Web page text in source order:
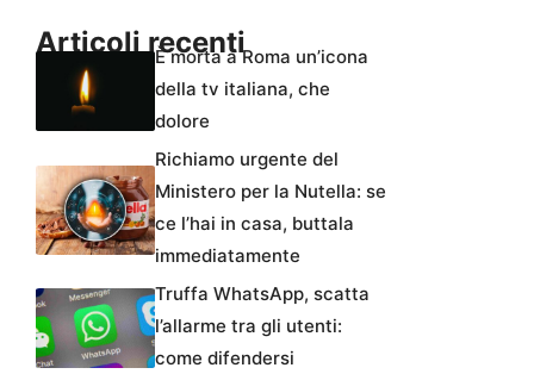
Articoli recentiÈ morta a Roma un’icona
della tv italiana, che
dolore
Richiamo urgente del
Ministero per la Nutella: se
ce l’hai in casa, buttala
immediatamente
Truffa WhatsApp, scatta
l’allarme tra gli utenti:
come difendersi